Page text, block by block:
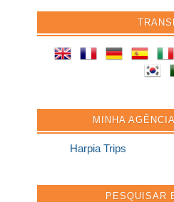
MINHA
Harpia Trips
PESQUISAR